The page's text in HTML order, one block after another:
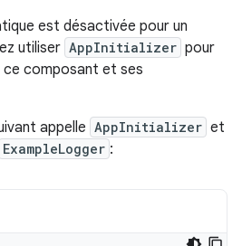
est désactivée pour un
utiliser AppInitializer pour
ce composant et ses
appelle AppInitializer et
ExampleLogger :